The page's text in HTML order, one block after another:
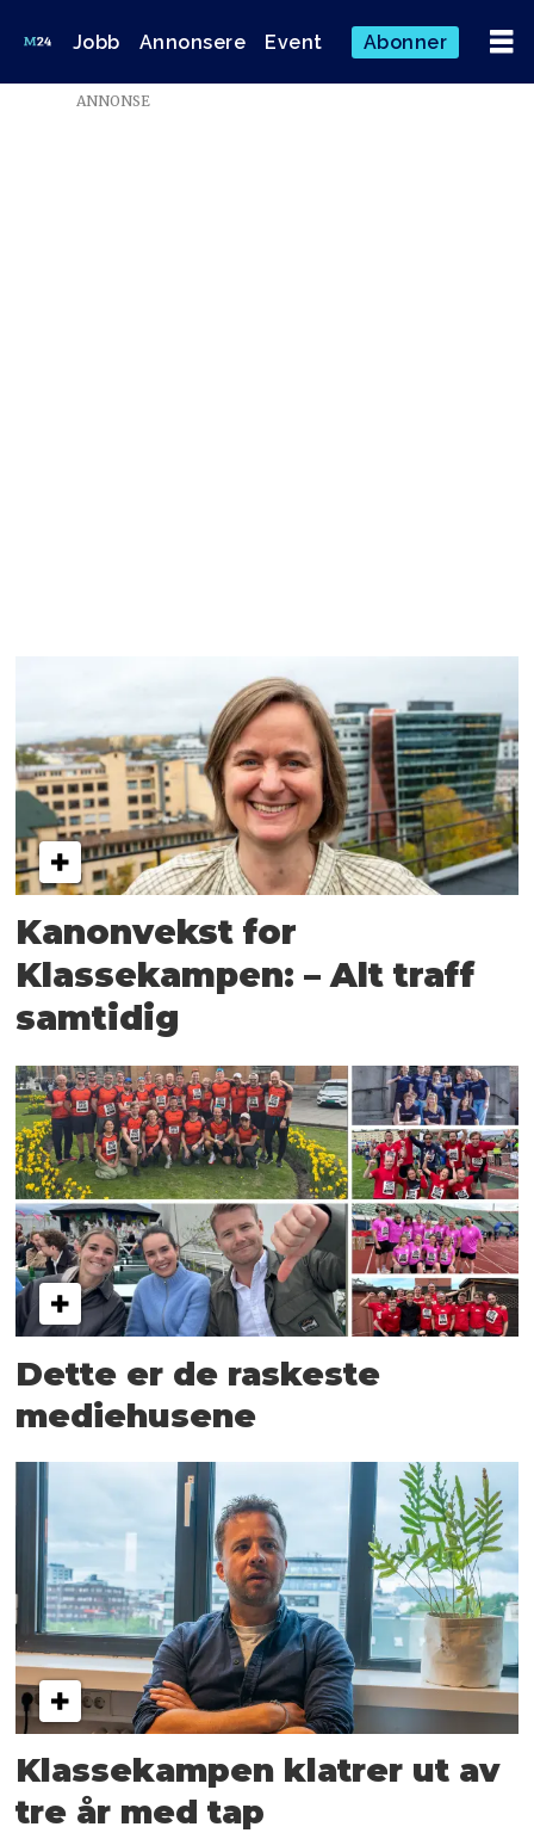
Jobb Annonsere Event Abonner
Emne:
ANNONSE
Kanonvekst for
Klassekampen: – Alt traff
samtidig
Dette er de raskeste
mediehusene
Klassekampen klatrer ut av
tre år med tap